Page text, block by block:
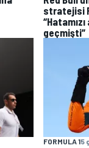
stratejisi
geçmişti”
FORMULA 15